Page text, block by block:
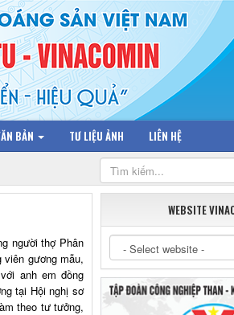
BẢN TƯ LIỆU ẢNH LIÊN HỆ
người thợ Phân
gương mẫu,
anh em đồng
tại Hội nghị sơ
theo tư tưởng,
WEBSITE